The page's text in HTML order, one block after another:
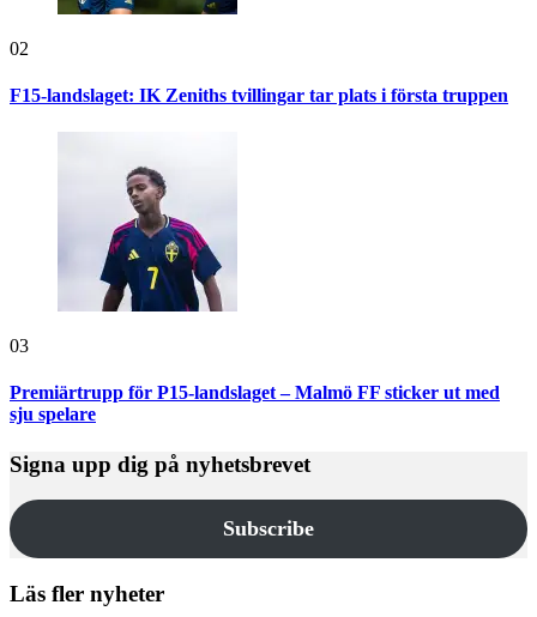
02
F15-landslaget: IK Zeniths tvillingar tar plats i första truppen
03
Premiärtrupp för P15-landslaget – Malmö FF sticker ut med
sju spelare
Signa upp dig på nyhetsbrevet
Subscribe
Läs fler nyheter